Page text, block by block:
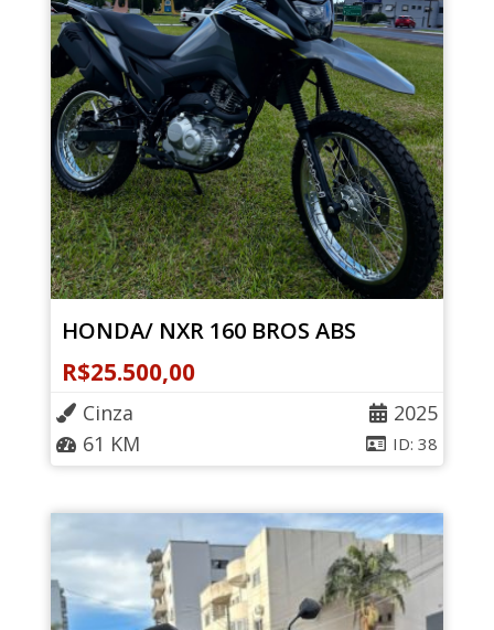
HONDA/ NXR 160 BROS ABS
R$25.500,00
2025
Cinza
ID: 38
61 KM